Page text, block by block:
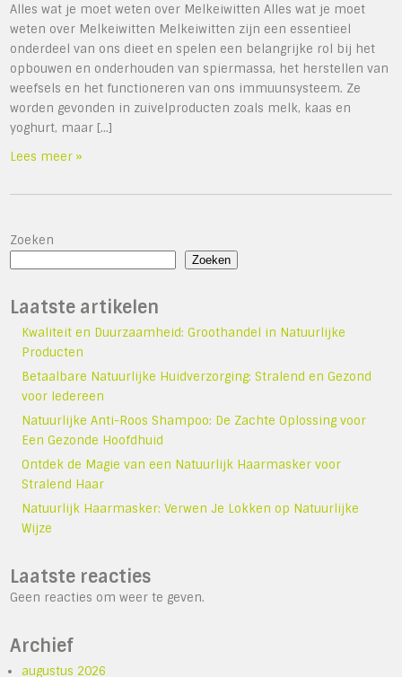
Alles wat je moet weten over Melkeiwitten Alles wat je moet
weten over Melkeiwitten Melkeiwitten zijn een essentieel
onderdeel van ons dieet en spelen een belangrijke rol bij het
opbouwen en onderhouden van spiermassa, het herstellen van
weefsels en het functioneren van ons immuunsysteem. Ze
worden gevonden in zuivelproducten zoals melk, kaas en
yoghurt, maar […]
Lees meer »
Zoeken
Zoeken
Laatste artikelen
Kwaliteit en Duurzaamheid: Groothandel in Natuurlijke
Producten
Betaalbare Natuurlijke Huidverzorging: Stralend en Gezond
voor Iedereen
Natuurlijke Anti-Roos Shampoo: De Zachte Oplossing voor
Een Gezonde Hoofdhuid
Ontdek de Magie van een Natuurlijk Haarmasker voor
Stralend Haar
Natuurlijk Haarmasker: Verwen Je Lokken op Natuurlijke
Wijze
Laatste reacties
Geen reacties om weer te geven.
Archief
augustus 2026